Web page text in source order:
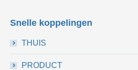
Snelle koppelingen
THUIS
PRODUCT